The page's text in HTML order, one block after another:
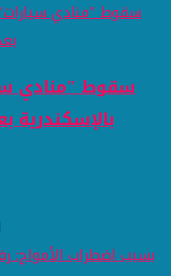
سقوط "منادي
بالإسكندرية